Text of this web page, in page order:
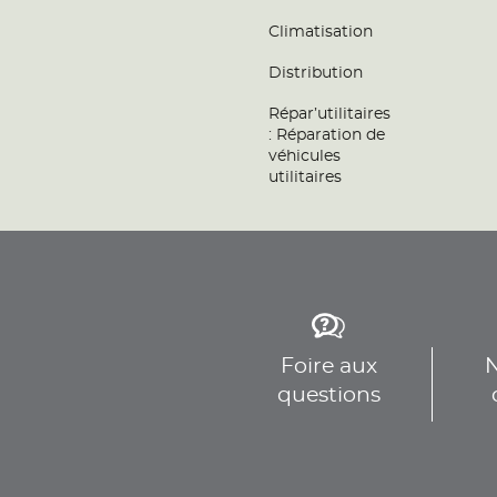
KDB GARAGE
4 BIS GRANDE RUE
91600 SAVIGNY SUR ORGE
Fermé actuellement
145 Route de Fleury
91170 VIRY-CHÂTILLON
Fermé actuellement
Téléphone
Voir
Climatisation
Distribution
Répar’utilitaires
: Réparation de
véhicules
utilitaires
Foire aux
questions